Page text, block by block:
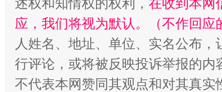
招工难、用工荒背后
述权和知情权的权利， 在收到本网
应，我们将视为默认。（不作回应
人姓名、地址、单位、实名公布
行评论，或将被反映投诉举报的
不代表本网赞同其观点和对其真实